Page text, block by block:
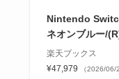
Nintendo
ネオンブルー/
楽天ブックス
¥47,979
（2026/06/